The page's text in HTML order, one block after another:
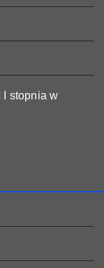
I stopnia w